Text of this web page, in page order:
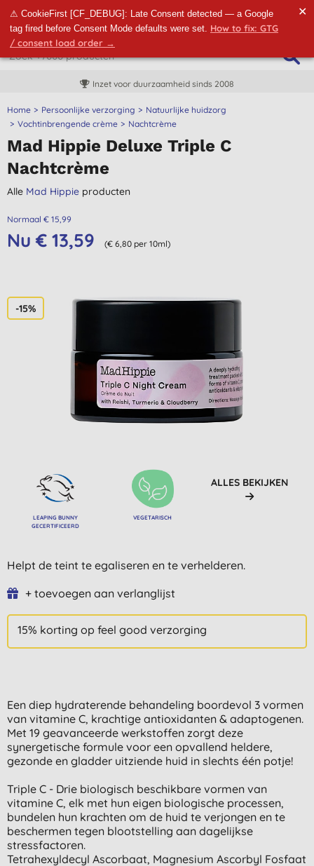
⚠ CookieFirst [CF_DEBUG]: Late Consent detected — a Google
tag fired before Consent Mode defaults were set. How to fix: GTG
/ consent load order →
✕
Inzet voor duurzaamheid sinds 2008
Home Persoonlijke verzorging
Natuurlijke huidzorg
Vochtinbrengende crème
Nachtcrème
Mad Hippie Deluxe Triple C
Nachtcrème
Alle Mad Hippie producten
Normaal € 15,99
Nu € 13,59 (€ 6,80 per 10ml)
-15%
LEAPING BUNNY
GECERTIFICEERD
VEGETARISCH
ALLES BEKIJKEN
Helpt de teint te egaliseren en te verhelderen.
+ toevoegen aan verlanglijst
15% korting op feel good verzorging
Een diep hydraterende behandeling boordevol 3 vormen
van vitamine C, krachtige antioxidanten & adaptogenen.
Met 19 geavanceerde werkstoffen zorgt deze
synergetische formule voor een opvallend heldere,
gezonde en gladder uitziende huid in slechts één potje!
Triple C - Drie biologisch beschikbare vormen van
vitamine C, elk met hun eigen biologische processen,
bundelen hun krachten om de huid te verjongen en te
beschermen tegen blootstelling aan dagelijkse
stressfactoren.
Tetrahexyldecyl Ascorbaat, Magnesium Ascorbyl Fosfaat